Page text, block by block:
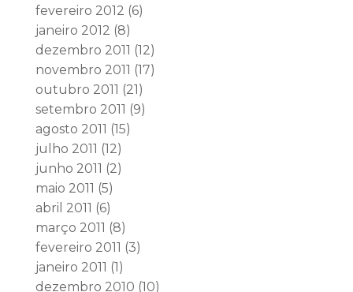
fevereiro 2012 (6)
janeiro 2012 (8)
dezembro 2011 (12)
novembro 2011 (17)
outubro 2011 (21)
setembro 2011 (9)
agosto 2011 (15)
julho 2011 (12)
junho 2011 (2)
maio 2011 (5)
abril 2011 (6)
março 2011 (8)
fevereiro 2011 (3)
janeiro 2011 (1)
dezembro 2010 (10)